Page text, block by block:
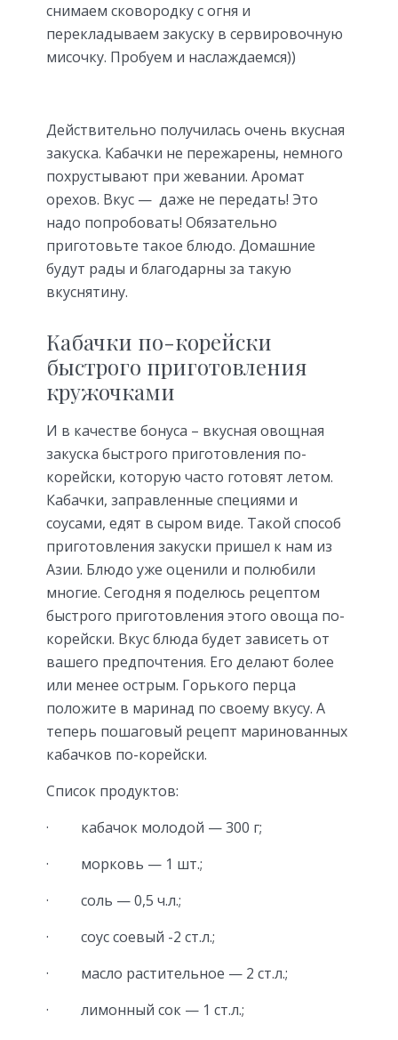
снимаем сковородку с огня и
перекладываем закуску в сервировочную
мисочку. Пробуем и наслаждаемся))
Действительно получилась очень вкусная
закуска. Кабачки не пережарены, немного
похрустывают при жевании. Аромат
орехов. Вкус — даже не передать! Это
надо попробовать! Обязательно
приготовьте такое блюдо. Домашние
будут рады и благодарны за такую
вкуснятину.
Кабачки по-корейски
быстрого приготовления
кружочками
И в качестве бонуса – вкусная овощная
закуска быстрого приготовления по-
корейски, которую часто готовят летом.
Кабачки, заправленные специями и
соусами, едят в сыром виде. Такой способ
приготовления закуски пришел к нам из
Азии. Блюдо уже оценили и полюбили
многие. Сегодня я поделюсь рецептом
быстрого приготовления этого овоща по-
корейски. Вкус блюда будет зависеть от
вашего предпочтения. Его делают более
или менее острым. Горького перца
положите в маринад по своему вкусу. А
теперь пошаговый рецепт маринованных
кабачков по-корейски.
Список продуктов:
· кабачок молодой — 300 г;
· морковь — 1 шт.;
· соль — 0,5 ч.л.;
· соус соевый -2 ст.л.;
· масло растительное — 2 ст.л.;
· лимонный сок — 1 ст.л.;